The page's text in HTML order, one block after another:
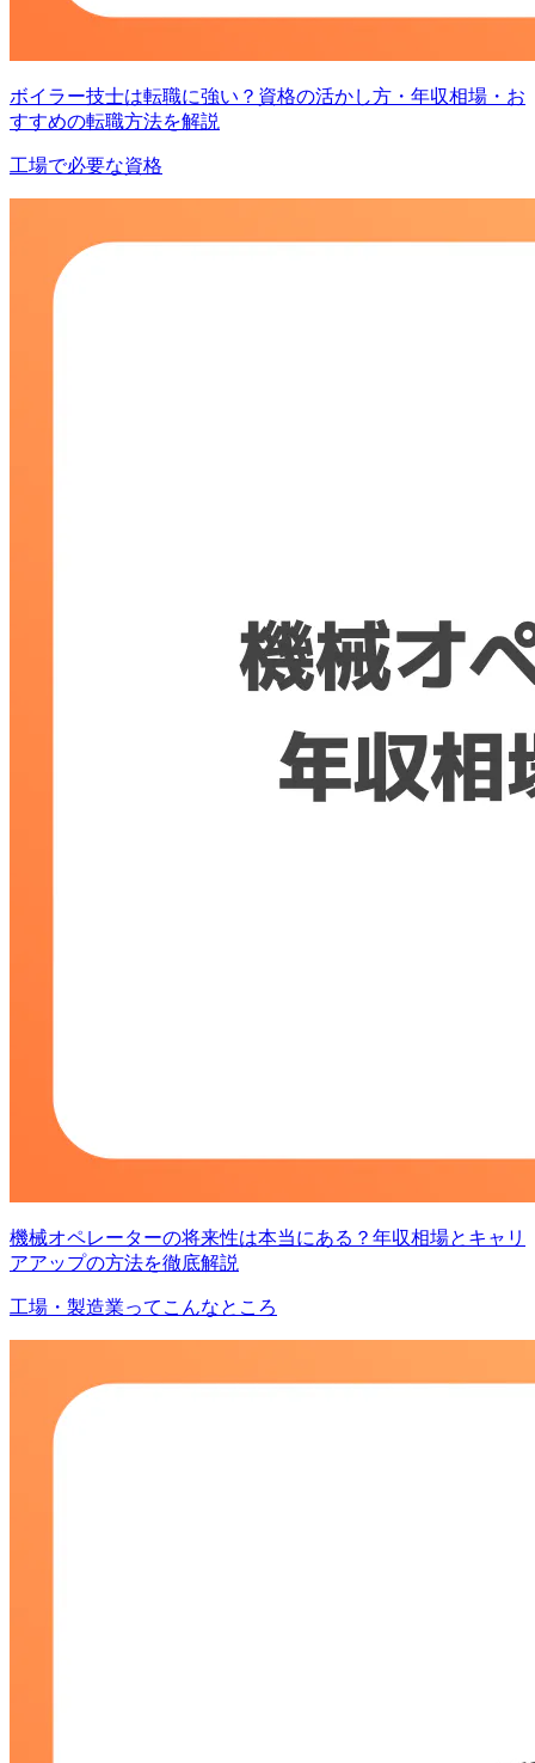
ボイラー技士は転職に強い？資格の活かし方・年収相場・お
すすめの転職方法を解説
工場で必要な資格
機械オペレーターの将来性は本当にある？年収相場とキャリ
アアップの方法を徹底解説
工場・製造業ってこんなところ